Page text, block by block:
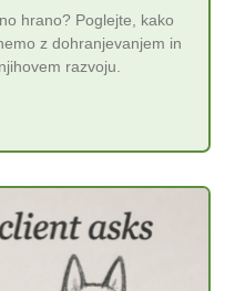
hrano? Poglejte, kako
z dohranjevanjem in
razvoju.